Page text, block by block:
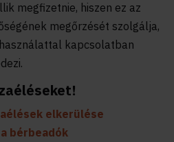
megfizetnie, hiszen ez az
megőrzését szolgálja,
kapcsolatban
elkerülése
bérbeadók